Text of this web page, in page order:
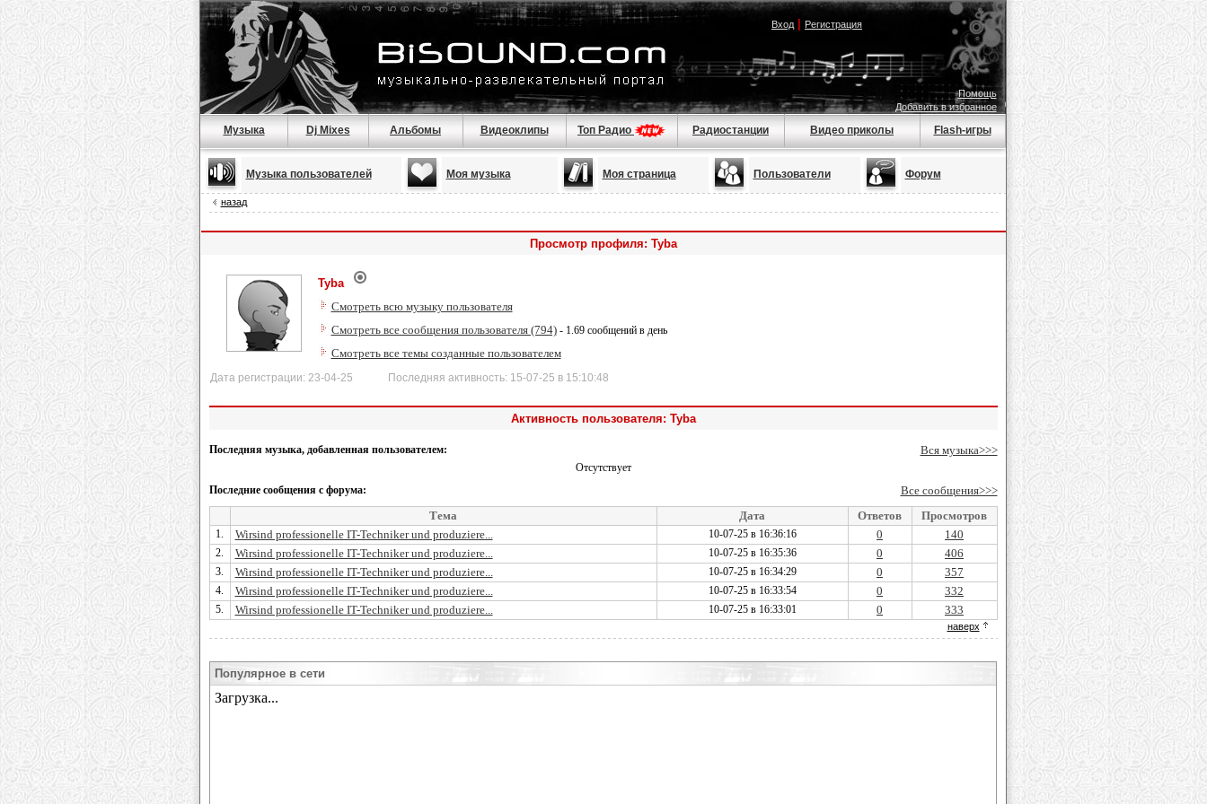
Вход| Регистрация
Помощь
Добавить в избранное
Музыка Dj Mixes Альбомы Видеоклипы Топ Радио Радиостанции Видео приколы Flash-игры
Музыка пользователей Моя музыка Моя страница Пользователи Форум
назад
Просмотр профиля: Tyba
Tyba
Смотреть всю музыку пользователя
Смотреть все сообщения пользователя (794)- 1.69 сообщений в день
Смотреть все темы созданные пользователем
Дата регистрации: 23-04-25 Последняя активность: 15-07-25 в 15:10:48
Активность пользователя: Tyba
Последняя музыка, добавленная пользователем: Вся музыка>>>
Отсутствует
Последние сообщения с форума:
Все сообщения>>>
Тема
Дата Ответов Просмотров
1. Wirsind professionelle IT-Techniker und produziere... 10-07-25 в 16:36:16 0 140
2. Wirsind professionelle IT-Techniker und produziere... 10-07-25 в 16:35:36 0 406
3. Wirsind professionelle IT-Techniker und produziere... 10-07-25 в 16:34:29 0 357
4. Wirsind professionelle IT-Techniker und produziere... 10-07-25 в 16:33:54 0 332
5. Wirsind professionelle IT-Techniker und produziere... 10-07-25 в 16:33:01 0 333
наверх
Популярное в сети